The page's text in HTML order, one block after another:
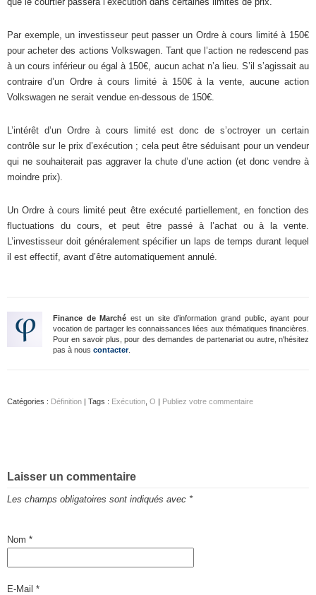
Par exemple, un investisseur peut passer un Ordre à cours limité à 150€
pour acheter des actions Volkswagen. Tant que l’action ne redescend pas
à un cours inférieur ou égal à 150€, aucun achat n’a lieu. S’il s’agissait au
contraire d’un Ordre à cours limité à 150€ à la vente, aucune action
Volkswagen ne serait vendue en-dessous de 150€.
L’intérêt d’un Ordre à cours limité est donc de s’octroyer un certain
contrôle sur le prix d’exécution ; cela peut être séduisant pour un vendeur
qui ne souhaiterait pas aggraver la chute d’une action (et donc vendre à
moindre prix).
Un Ordre à cours limité peut être exécuté partiellement, en fonction des
fluctuations du cours, et peut être passé à l’achat ou à la vente.
L’investisseur doit généralement spécifier un laps de temps durant lequel
il est effectif, avant d’être automatiquement annulé.
Finance de Marché est un site d’information grand public, ayant pour
vocation de partager les connaissances liées aux thématiques financières.
Pour en savoir plus, pour des demandes de partenariat ou autre, n'hésitez
pas à nous contacter.
Catégories : Définition | Tags : Exécution O | Publiez votre commentaire
Laisser un commentaire
Les champs obligatoires sont indiqués avec *
Nom *
E-Mail *